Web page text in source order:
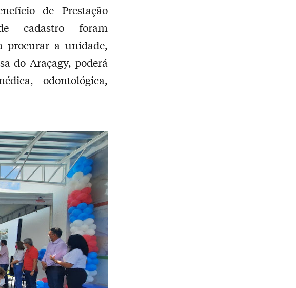
de Prestação
cadastro foram
procurar a unidade,
do Araçagy, poderá
odontológica,